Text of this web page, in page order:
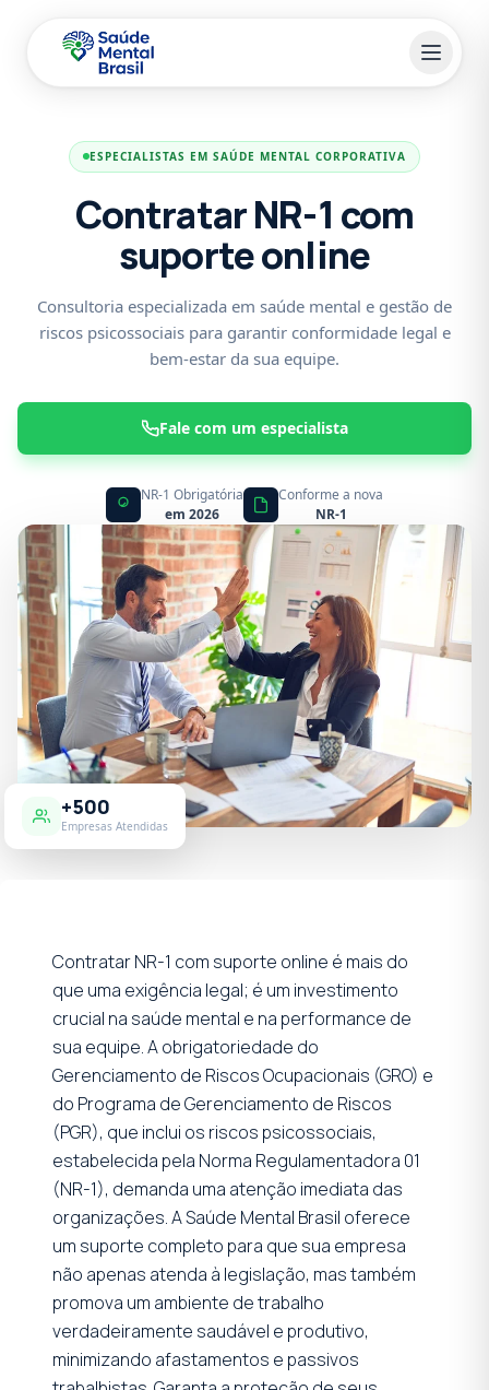
ESPECIALISTAS EM SAÚDE MENTAL CORPORATIVA
Contratar NR-1 com
suporte online
Consultoria especializada em saúde mental e gestão de
riscos psicossociais para garantir conformidade legal e
bem-estar da sua equipe.
Fale com um especialista
NR-1 Obrigatória
em 2026
Conforme a nova
NR-1
+500
Empresas Atendidas
Contratar NR-1 com suporte online é mais do
que uma exigência legal; é um investimento
crucial na saúde mental e na performance de
sua equipe. A obrigatoriedade do
Gerenciamento de Riscos Ocupacionais (GRO) e
do Programa de Gerenciamento de Riscos
(PGR), que inclui os riscos psicossociais,
estabelecida pela Norma Regulamentadora 01
(NR-1), demanda uma atenção imediata das
organizações. A Saúde Mental Brasil oferece
um suporte completo para que sua empresa
não apenas atenda à legislação, mas também
promova um ambiente de trabalho
verdadeiramente saudável e produtivo,
minimizando afastamentos e passivos